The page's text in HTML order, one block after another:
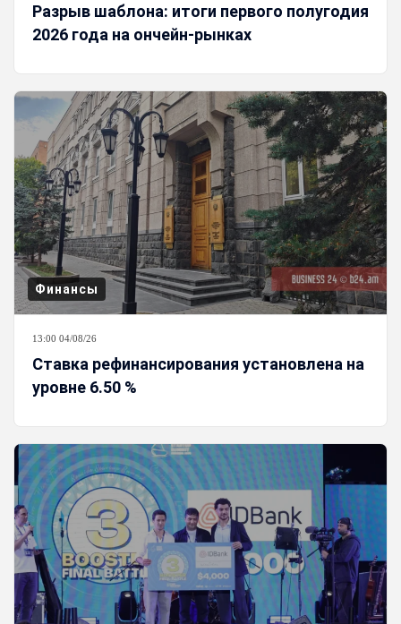
Разрыв шаблона: итоги первого полугодия
2026 года на ончейн-рынках
Финансы
13:00 04/08/26
Ставка рефинансирования установлена на
уровне 6.50 %